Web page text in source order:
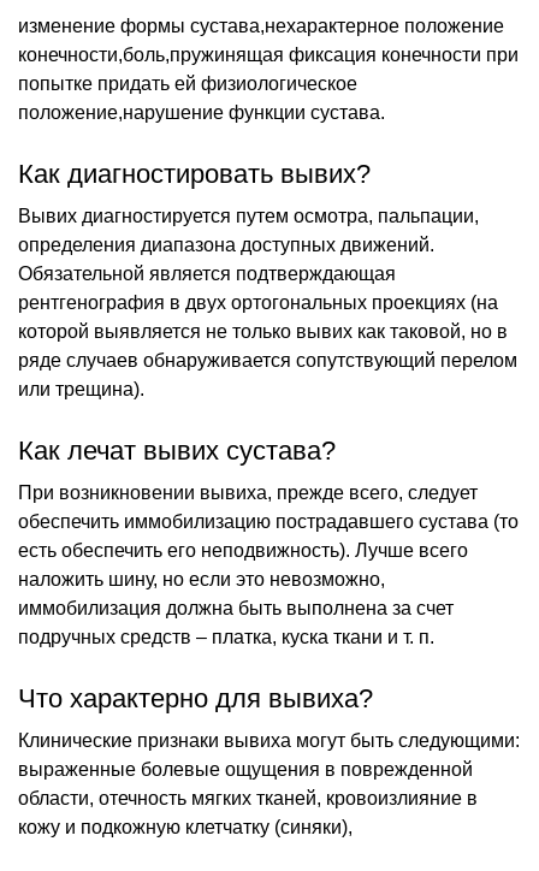
изменение формы сустава,нехарактерное положение
конечности,боль,пружинящая фиксация конечности при
попытке придать ей физиологическое
положение,нарушение функции сустава.
Как диагностировать вывих?
Вывих диагностируется путем осмотра, пальпации,
определения диапазона доступных движений.
Обязательной является подтверждающая
рентгенография в двух ортогональных проекциях (на
которой выявляется не только вывих как таковой, но в
ряде случаев обнаруживается сопутствующий перелом
или трещина).
Как лечат вывих сустава?
При возникновении вывиха, прежде всего, следует
обеспечить иммобилизацию пострадавшего сустава (то
есть обеспечить его неподвижность). Лучше всего
наложить шину, но если это невозможно,
иммобилизация должна быть выполнена за счет
подручных средств – платка, куска ткани и т. п.
Что характерно для вывиха?
Клинические признаки вывиха могут быть следующими:
выраженные болевые ощущения в поврежденной
области, отечность мягких тканей, кровоизлияние в
кожу и подкожную клетчатку (синяки),